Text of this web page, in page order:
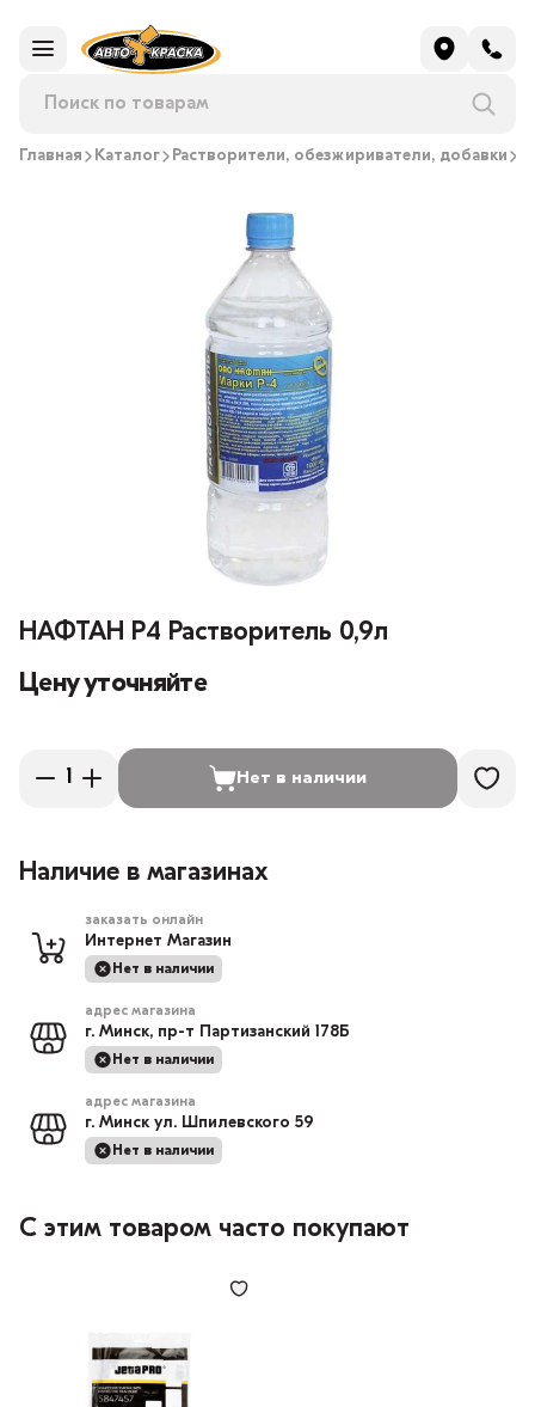
Главная Каталог Растворители, обезжириватели, добавки
НАФТАН Р4 Растворитель 0,9л
Цену уточняйте
Нет в наличии
Наличие в магазинах
заказать онлайн
Интернет Магазин
Нет в наличии
адрес магазина
г. Минск, пр-т Партизанский 178Б
Нет в наличии
адрес магазина
г. Минск ул. Шпилевского 59
Нет в наличии
С этим товаром часто покупают